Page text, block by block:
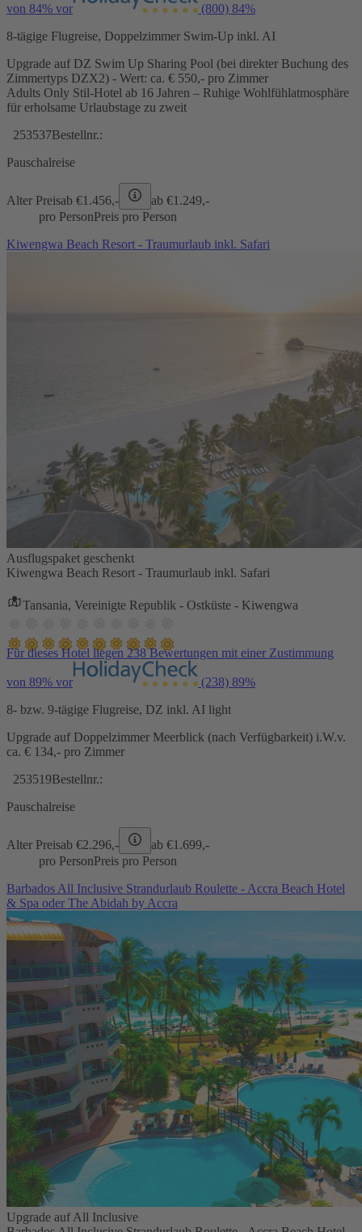
von 84% vor (800) 84%
8-tägige Flugreise, Doppelzimmer Swim-Up inkl. AI
Upgrade auf DZ Swim Up Sharing Pool (bei direkter Buchung des
Zimmertyps DZX2) - Wert: ca. € 550,- pro Zimmer
Adults Only Stil-Hotel ab 16 Jahren – Ruhige Wohlfühlatmosphäre
für erholsame Urlaubstage zu zweit
253537Bestellnr.:
Pauschalreise
Alter Preisab €1.456,- ab €1.249,-
pro PersonPreis pro Person
Kiwengwa Beach Resort - Traumurlaub inkl. Safari
Ausflugspaket geschenkt
Kiwengwa Beach Resort - Traumurlaub inkl. Safari
Tansania, Vereinigte Republik - Ostküste - Kiwengwa
Für dieses Hotel liegen 238 Bewertungen mit einer Zustimmung
von 89% vor (238) 89%
8- bzw. 9-tägige Flugreise, DZ inkl. AI light
Upgrade auf Doppelzimmer Meerblick (nach Verfügbarkeit) i.W.v.
ca. € 134,- pro Zimmer
253519Bestellnr.:
Pauschalreise
Alter Preisab €2.296,- ab €1.699,-
pro PersonPreis pro Person
Barbados All Inclusive Strandurlaub Roulette - Accra Beach Hotel
& Spa oder The Abidah by Accra
Upgrade auf All Inclusive